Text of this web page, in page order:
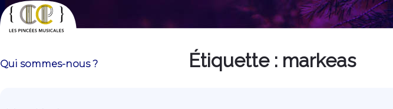
Skip
to
content
Qui sommes-nous ? Étiquette : markeas